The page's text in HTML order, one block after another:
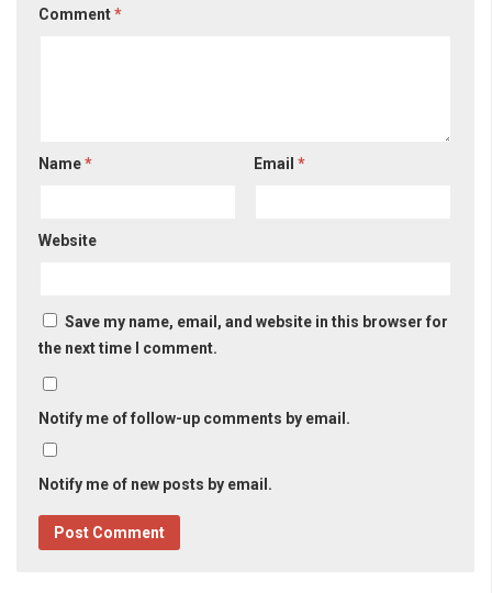
Comment*
Name* Email*
Website
Save my name, email, and website in this browser for
the next time I comment.
Notify me of follow-up comments by email.
Notify me of new posts by email.